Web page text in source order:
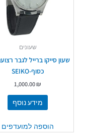
שעונים
שעון סייקו ברייל לגבר
כסוף-SEIKO
1,000.00₪
מידע נוסף
הוספה למועדפים